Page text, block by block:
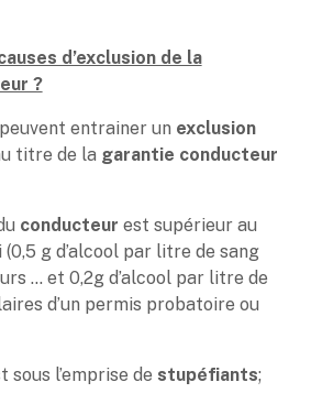
d’exclusion de la
?
entrainer un exclusion
titre de la garantie conducteur
conducteur est supérieur au
g d’alcool par litre de sang
… et 0,2g d’alcool par litre de
d’un permis probatoire ou
sous l’emprise de stupéfiants;